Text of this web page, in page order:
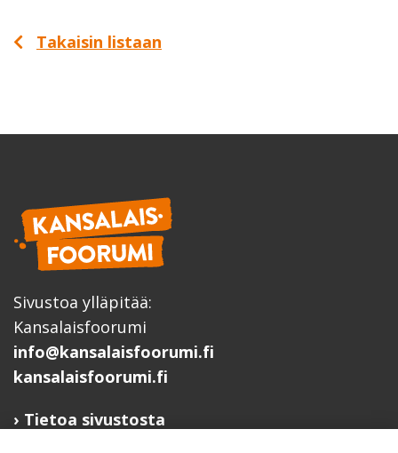
Takaisin listaan
Sivustoa ylläpitää:
Kansalaisfoorumi
info@kansalaisfoorumi.fi
kansalaisfoorumi.fi
Tietoa sivustosta